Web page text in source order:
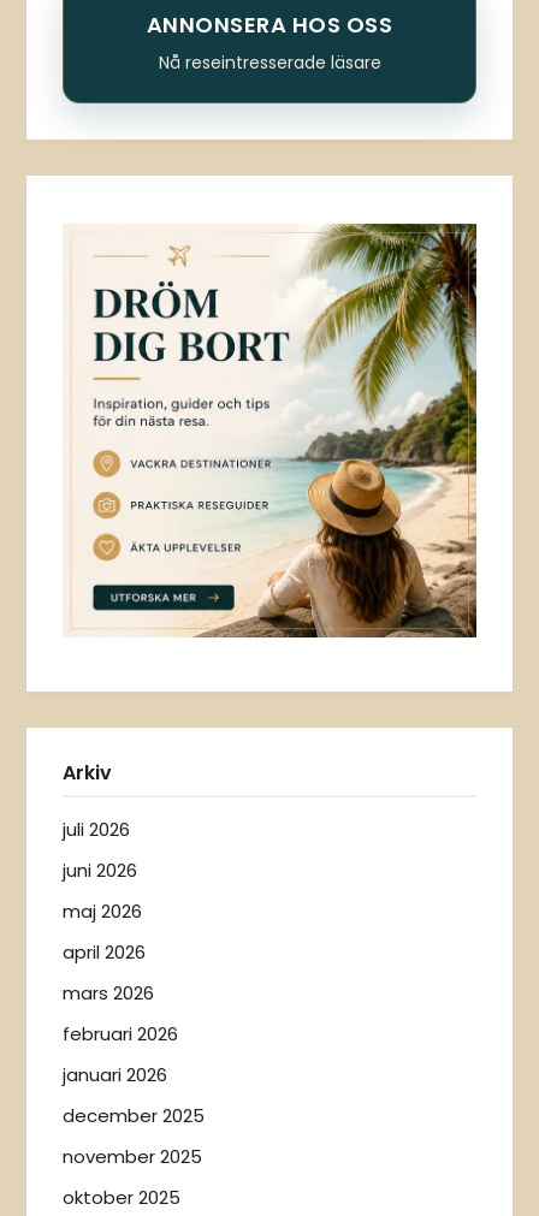
ANNONSERA HOS OSS
Nå reseintresserade läsare
Arkiv
juli 2026
juni 2026
maj 2026
april 2026
mars 2026
februari 2026
januari 2026
december 2025
november 2025
oktober 2025